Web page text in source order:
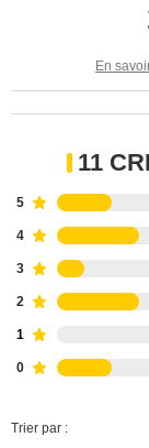
En
11
5
4
3
2
1
0
Trier par :